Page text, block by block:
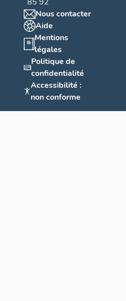
Nous contacter
Aide
Mentions
légales
Politique de
confidentialité
Accessibilité :
non conforme